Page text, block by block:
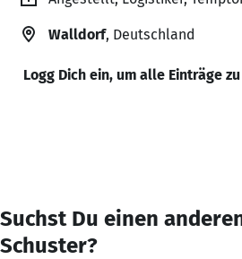
Walldorf, Deutschland
Logg Dich ein, um alle Einträge
Suchst Du einen
Schuster?